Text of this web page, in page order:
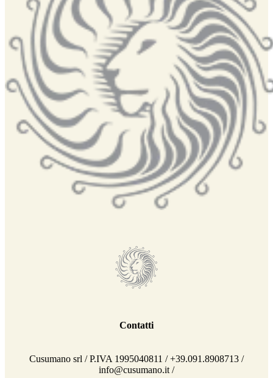
Contatti
Cusumano srl / P.IVA 1995040811 / +39.091.8908713 /
info@cusumano.it /